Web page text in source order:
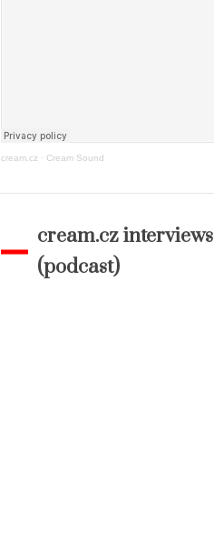
cream.cz · Cream Sound
cream.cz interviews
(podcast)